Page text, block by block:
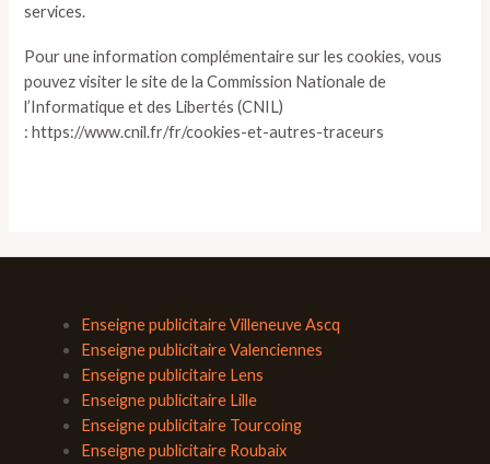
services.
Pour une information complémentaire sur les cookies, vous
pouvez visiter le site de la Commission Nationale de
l’Informatique et des Libertés (CNIL)
: https://www.cnil.fr/fr/cookies-et-autres-traceurs
Enseigne publicitaire Villeneuve Ascq
Enseigne publicitaire Valenciennes
Enseigne publicitaire Lens
Enseigne publicitaire Lille
Enseigne publicitaire Tourcoing
Enseigne publicitaire Roubaix